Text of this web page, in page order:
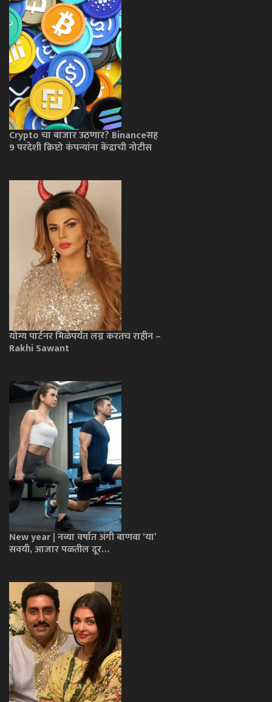
Crypto चा बाजार उठणार? Binanceसह
9 परदेशी क्रिप्टो कंपन्यांना केंद्राची नोटीस
योग्य पार्टनर मिळेपर्यंत लग्न करतच राहीन –
Rakhi Sawant
New year | नव्या वर्षात अंगी बाणवा ‘या’
सवयी, आजार पळतील दूर…